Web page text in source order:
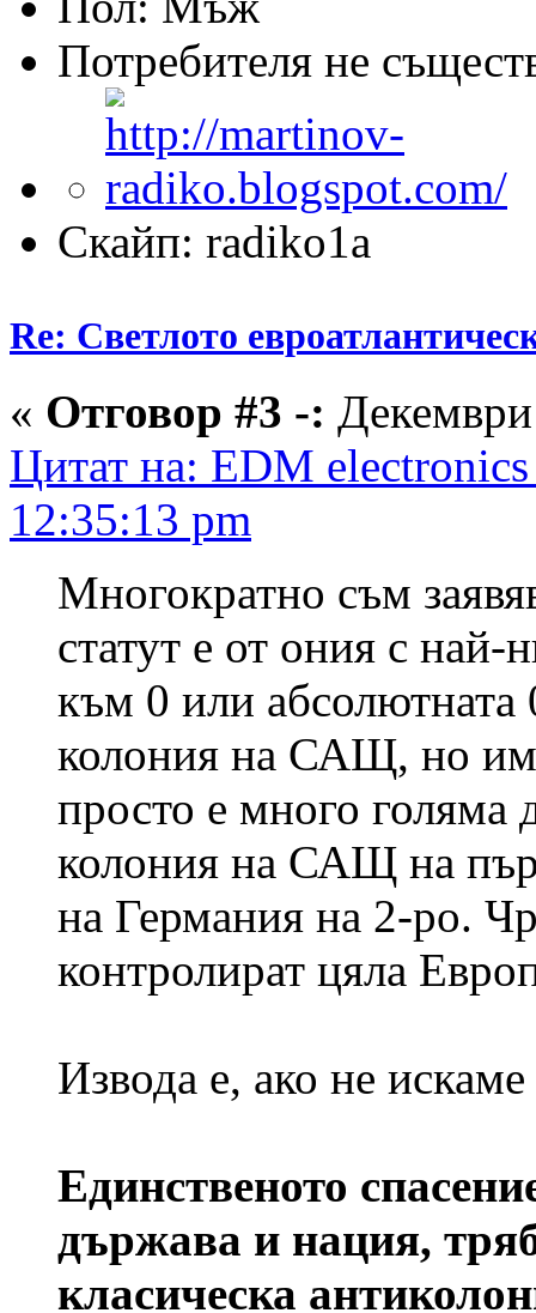
Потребителя не
Скайп: radiko1a
Re: Светлото
« Отговор #3 -:
Цитат на: EDM
12:35:13 pm
Многократно съм
статут е от ония с най-
към 0 или
колония на САЩ, но
просто е много голяма
колония на САЩ на
на Германия на 2-ро.
контролират цяла
Извода е, ако не
Единственото
държава и нация,
класическа